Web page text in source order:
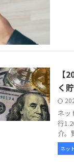
【
く
ネッ
行
介。
ネッ